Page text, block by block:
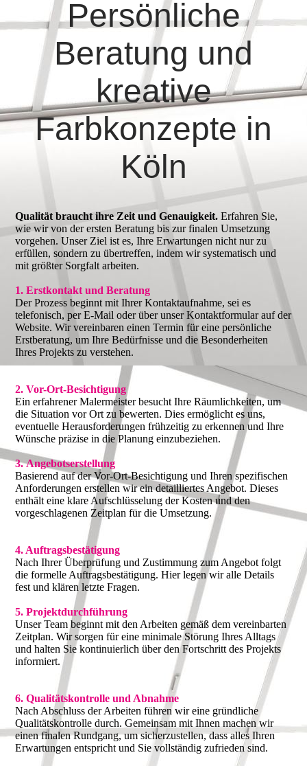
Persönliche
Beratung und
kreative
Farbkonzepte in
Köln
Qualität braucht ihre Zeit und Genauigkeit. Erfahren Sie,
wie wir von der ersten Beratung bis zur finalen Umsetzung
vorgehen. Unser Ziel ist es, Ihre Erwartungen nicht nur zu
erfüllen, sondern zu übertreffen, indem wir systematisch und
mit größter Sorgfalt arbeiten.
1. Erstkontakt und Beratung
Der Prozess beginnt mit Ihrer Kontaktaufnahme, sei es
telefonisch, per E-Mail oder über unser Kontaktformular auf der
Website. Wir vereinbaren einen Termin für eine persönliche
Erstberatung, um Ihre Bedürfnisse und die Besonderheiten
Ihres Projekts zu verstehen.
2. Vor-Ort-Besichtigung
Ein erfahrener Malermeister besucht Ihre Räumlichkeiten, um
die Situation vor Ort zu bewerten. Dies ermöglicht es uns,
eventuelle Herausforderungen frühzeitig zu erkennen und Ihre
Wünsche präzise in die Planung einzubeziehen.
3. Angebotserstellung
Basierend auf der Vor-Ort-Besichtigung und Ihren spezifischen
Anforderungen erstellen wir ein detailliertes Angebot. Dieses
enthält eine klare Aufschlüsselung der Kosten und den
vorgeschlagenen Zeitplan für die Umsetzung.
4. Auftragsbestätigung
Nach Ihrer Überprüfung und Zustimmung zum Angebot folgt
die formelle Auftragsbestätigung. Hier legen wir alle Details
fest und klären letzte Fragen.
5. Projektdurchführung
Unser Team beginnt mit den Arbeiten gemäß dem vereinbarten
Zeitplan. Wir sorgen für eine minimale Störung Ihres Alltags
und halten Sie kontinuierlich über den Fortschritt des Projekts
informiert.
6. Qualitätskontrolle und Abnahme
Nach Abschluss der Arbeiten führen wir eine gründliche
Qualitätskontrolle durch. Gemeinsam mit Ihnen machen wir
einen finalen Rundgang, um sicherzustellen, dass alles Ihren
Erwartungen entspricht und Sie vollständig zufrieden sind.